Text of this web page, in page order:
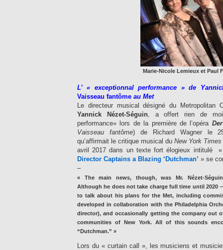
Marie-Nicole Lemieux et Paul
L’ « exceptionnal performance » de
Vaisseau fantôme au Met
Le directeur musical désigné du Metropolitan
Yannick Nézet-Séguin, a offert rien de
performance» lors de la première de l’opéra
Vaisseau fantôme) de Richard Wagner le
qu’affirmait le critique musical du New York Times
avril 2017 dans un texte fort élogieux intitulé
Director Captains a Blazing ‘Dutchman’ » se
–
« The main news, though, was Mr. Nézet-
Although he does not take charge full time until
to talk about his plans for the Met, including
developed in collaboration with the Philadelphia
director), and occasionally getting the company out
communities of New York. All of this sounds
“Dutchman.” »
Lors du « curtain call », les musiciens et